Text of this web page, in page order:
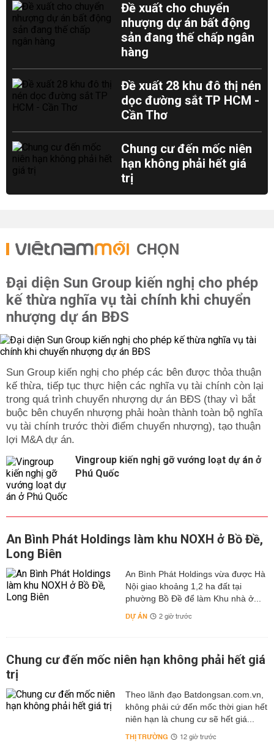
Đề xuất cho chuyển
nhượng dự án bất động
sản đang thế chấp ngân
hàng
Đề xuất 28 khu đô thị nén
dọc đường sắt TP HCM -
Cần Thơ
Chung cư đến mốc niên
hạn không phải hết giá
trị
CHỌN
Đại diện Sun Group kiến nghị cho phép
kế thừa nghĩa vụ tài chính khi chuyển
nhượng dự án BĐS
Sun Group kiến nghị cho phép các bên được thỏa thuận
kế thừa, tiếp tục thực hiện các nghĩa vụ tài chính còn lại
trong quá trình chuyển nhượng dự án BĐS (thay vì bắt
buộc bên chuyển nhượng phải hoàn thành toàn bộ nghĩa
vụ tài chính trước thời điểm chuyển nhượng), tạo thuận
lợi M&A dự án.
Vingroup kiến nghị gỡ vướng loạt dự án ở
Phú Quốc
An Bình Phát Holdings làm khu NOXH ở Bồ Đề,
Long Biên
An Bình Phát Holdings vừa được Hà
Nội giao khoảng 1,2 ha đất tại
phường Bồ Đề để làm Khu nhà ở...
DỰ ÁN 2 giờ trước
Chung cư đến mốc niên hạn không phải hết giá
trị
Theo lãnh đạo Batdongsan.com.vn,
không phải cứ đến mốc thời gian hết
niên hạn là chung cư sẽ hết giá...
THỊ TRƯỜNG 12 giờ trước